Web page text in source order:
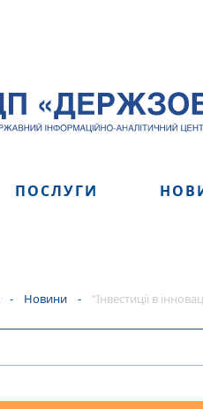
ПОСЛУГИ
- Новини - “Інвестиції в